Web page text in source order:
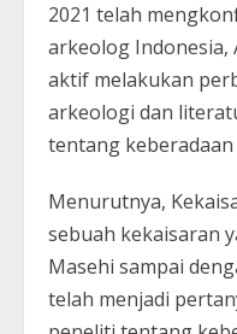
2021 telah
arkeolog Indonesia,
aktif melakukan
arkeologi dan
tentang keberadaan
Menurutnya,
sebuah kekaisaran
Masehi sampai
telah menjadi